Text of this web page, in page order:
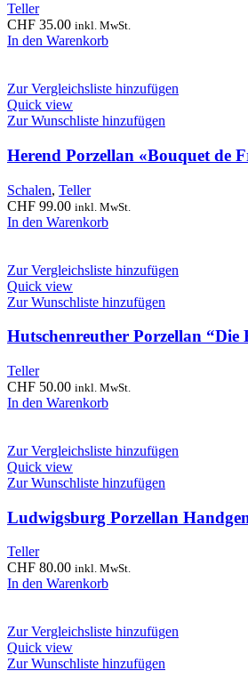
Teller
CHF 35.00 inkl. MwSt.
In den Warenkorb
Zur Vergleichsliste hinzufügen
Quick view
Zur Wunschliste hinzufügen
Herend Porzellan «Bouquet de
Schalen, Teller
CHF 99.00 inkl. MwSt.
In den Warenkorb
Zur Vergleichsliste hinzufügen
Quick view
Zur Wunschliste hinzufügen
Hutschenreuther Porzellan
Teller
CHF 50.00 inkl. MwSt.
In den Warenkorb
Zur Vergleichsliste hinzufügen
Quick view
Zur Wunschliste hinzufügen
Ludwigsburg Porzellan
Teller
CHF 80.00 inkl. MwSt.
In den Warenkorb
Zur Vergleichsliste hinzufügen
Quick view
Zur Wunschliste hinzufügen